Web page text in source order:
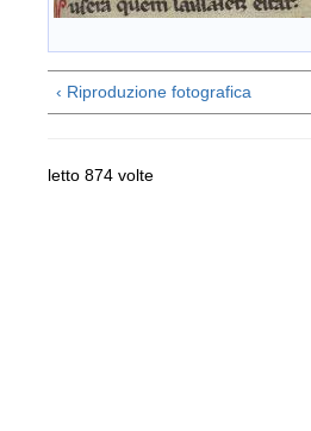
‹ Riproduzione fotografica
letto 874 volte